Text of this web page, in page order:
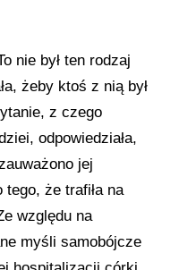
nie był ten rodzaj
żeby ktoś z nią był
z czego
odpowiedziała,
jej
tego, że trafiła na
względu na
myśli samobójcze